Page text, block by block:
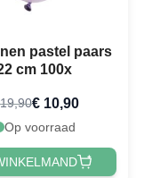
pastel paars
cm 100x
€ 10,90
Op voorraad